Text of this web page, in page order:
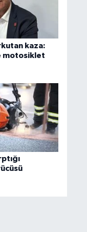
kaza:
motosiklet